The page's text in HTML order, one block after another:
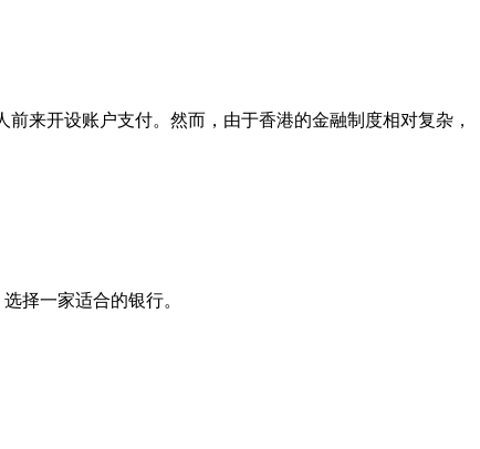
来开设账户支付。然而，由于香港的金融制度相对复杂，
择一家适合的银行。